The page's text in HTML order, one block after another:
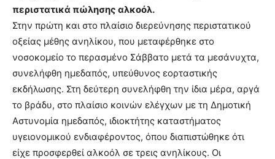
περιστατικά πώλησης αλκοόλ.
Στην πρώτη και στο πλαίσιο διερεύνησης περιστατικού
οξείας μέθης ανηλίκου, που μεταφέρθηκε στο
νοσοκομείο το περασμένο Σάββατο μετά τα μεσάνυχτα,
συνελήφθη ημεδαπός, υπεύθυνος εορταστικής
εκδήλωσης. Στη δεύτερη συνελήφθη την ίδια μέρα, αργά
το βράδυ, στο πλαίσιο κοινών ελέγχων με τη Δημοτική
Αστυνομία ημεδαπός, ιδιοκτήτης καταστήματος
υγειονομικού ενδιαφέροντος, όπου διαπιστώθηκε ότι
είχε προσφερθεί αλκοόλ σε τρεις ανηλίκους. Οι